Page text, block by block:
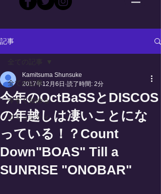
記事
全ての記事
今すぐ始める
コミュニティ
全ての記事
今年のOctBaSSとDISCOS
の年越しは凄いことにな
っている！？Count
Down"BOAS" Till a
SUNRISE "ONOBAR"
Kamitsuma Shunsuke
2017年12月6日 読了時間: 2分